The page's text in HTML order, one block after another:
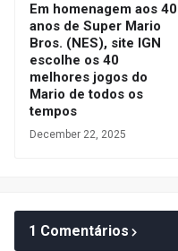
Em homenagem aos 40
anos de Super Mario
Bros. (NES), site IGN
escolhe os 40
melhores jogos do
Mario de todos os
tempos
December 22, 2025
1 Comentários